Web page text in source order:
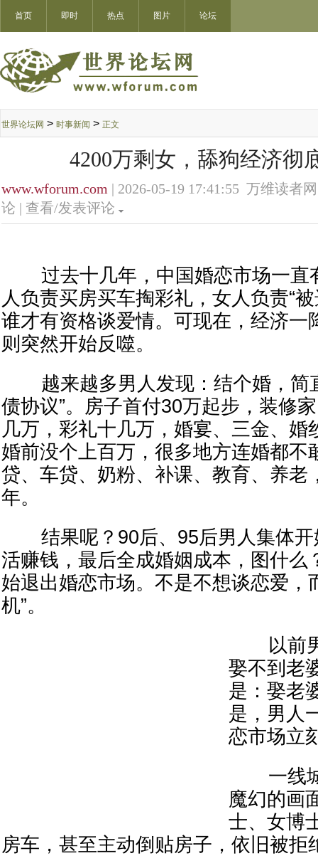
首页 即时 热点 图片 论坛
世界论坛网 > 时事新闻 > 正文
4200万剩女，舔狗经济彻
www.wforum.com | 2026-05-19 17:41:55 万维读者
论 | 查看/发表评论
过去十几年，中国婚恋市场一直
人负责买房买车掏彩礼，女人负责“
谁才有资格谈爱情。可现在，经济一
则突然开始反噬。
越来越多男人发现：结个婚，简
债协议”。房子首付30万起步，装修
几万，彩礼十几万，婚宴、三金、婚
婚前没个上百万，很多地方连婚都不
贷、车贷、奶粉、补课、教育、养老
年。
结果呢？90后、95后男人集体开
活赚钱，最后全成婚姻成本，图什么
始退出婚恋市场。不是不想谈恋爱，
机”。
以前男
娶不到老
是：娶老
是，男人
恋市场立
一线城
魔幻的画
士、女博
房车，甚至主动倒贴房子，依旧被拒